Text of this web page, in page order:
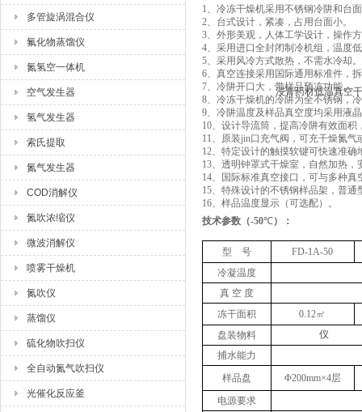
多管旋涡混合仪
氟化物蒸馏仪
氮氢空一体机
空气发生器
氢气发生器
索氏提取
氮气发生器
COD消解仪
氮吹浓缩仪
微波消解仪
喷雾干燥机
氮吹仪
蒸馏仪
硫化物吹扫仪
全自动氮气吹扫仪
光催化反应釜
1、 冷冻干燥机采用不锈钢冷阱和台
2、 台式设计，紧凑，占用台面小。
3、 外形美观，人体工学设计，操作
4、 采用进口全封闭制冷机组，温度
5、 采用风冷方式散热，不需水冷却。
6、 真空连接采用国际通用标准件，
7、 冷阱开口大，带样品预冻功能。
8、 冷冻干燥机的冷阱为全不锈钢，
9、 冷阱温度及样品真空度均采用液晶
10、 设计导流筒，提高冷阱有效面积
11、 原装jin口充气阀，可充干燥氮气
12、 特定设计的触摸软键可快速准确
13、 透明钟罩式干燥室，自然加热，
14、
国际标准真空接口，可与多种真
15、 特殊设计的不锈钢样品架，普通
16、 样品温度显示（可选配）。
技术参数 （-50℃） ：
型 号
FD-1A-50
冷凝温度
真 空 度
冻干面积
0.12㎡
盘装物料
捕水能力
样品盘
Φ200mm×4层
电源要求